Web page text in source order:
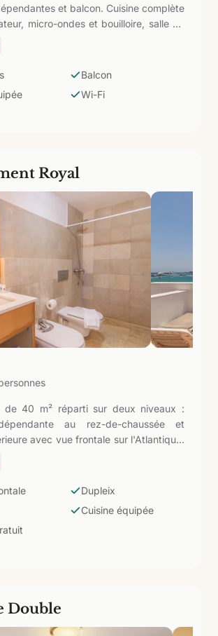
et balcon. Cuisine complète
micro-ondes et bouilloire, salle de
les familles nombreuses ou les
pour cohabiter sans renoncer aux
Balcon
Wi-Fi
Royal
de 40 m² réparti sur deux niveaux :
au rez-de-chaussée et
avec vue frontale sur l'Atlantique.
salle de bain avec douche et service
de l'hôtel avec vue directe sur la mer
qui recherchent ce plus de
sans sortir de la chambre.
Dupleix
Cuisine équipée
Double